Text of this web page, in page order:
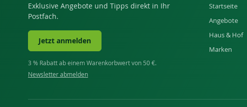
Exklusive Angebote und Tipps direkt in Ihr
Postfach.
Jetzt anmelden
3 % Rabatt ab einem Warenkorbwert von 50 €.
Newsletter abmelden
Startseite
Angebote
Haus & Hof
Marken